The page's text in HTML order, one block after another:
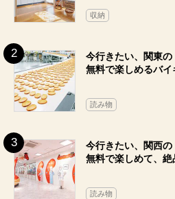
収納
今行きたい、関東の
無料で楽しめるバ
読み物
今行きたい、関西の
無料で楽しめて、
読み物